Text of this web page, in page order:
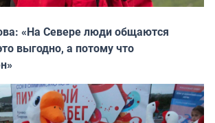
«На Севере люди общаются
выгодно, а потому что